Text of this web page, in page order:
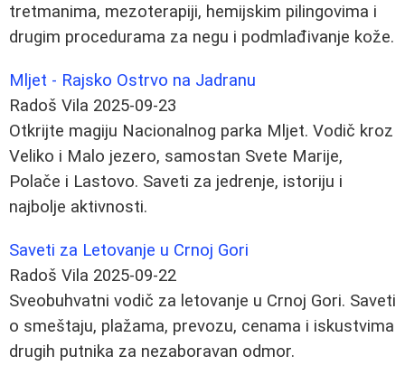
tretmanima, mezoterapiji, hemijskim pilingovima i
drugim procedurama za negu i podmlađivanje kože.
Mljet - Rajsko Ostrvo na Jadranu
Radoš Vila 2025-09-23
Otkrijte magiju Nacionalnog parka Mljet. Vodič kroz
Veliko i Malo jezero, samostan Svete Marije,
Polače i Lastovo. Saveti za jedrenje, istoriju i
najbolje aktivnosti.
Saveti za Letovanje u Crnoj Gori
Radoš Vila 2025-09-22
Sveobuhvatni vodič za letovanje u Crnoj Gori. Saveti
o smeštaju, plažama, prevozu, cenama i iskustvima
drugih putnika za nezaboravan odmor.